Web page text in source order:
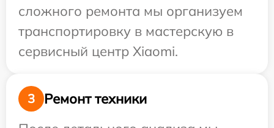
сложного ремонта мы организуем
транспортировку в мастерскую в
сервисный центр Xiaomi.
3
Ремонт техники